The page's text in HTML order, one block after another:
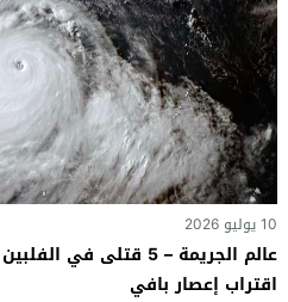
10 يوليو 2026
عالم الجريمة – 5 قتلى
اقتراب إعصار بافي